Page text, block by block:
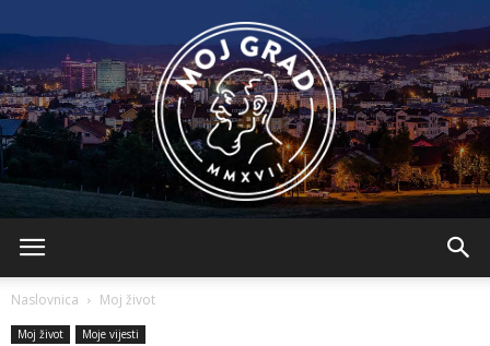
Naslovnica Moj život
Moj život Moje vijesti